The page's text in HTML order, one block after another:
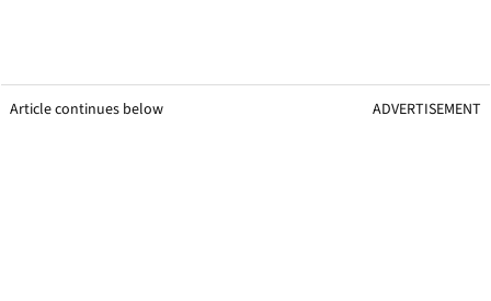
Article continues below ADVERTISEMENT